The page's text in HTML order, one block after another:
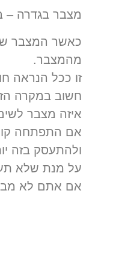
מצבר בגדרה –
כאשר המצבר
מהמצבר.
זו ככל הנראה
חשוב במקרה
איזה מצבר
אם התפתחה
ולהתעסק בזה
על מנת שלא
אם אתם לא